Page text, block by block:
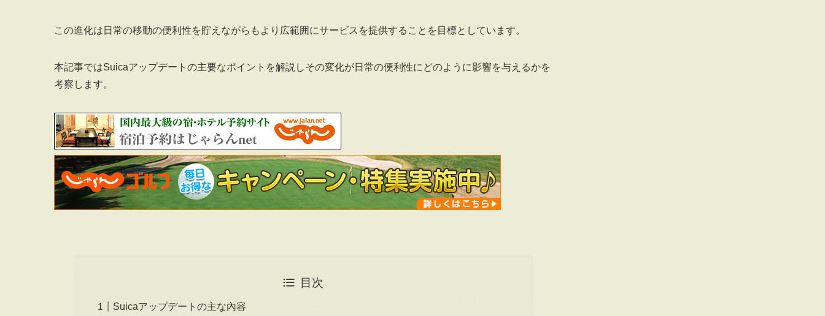
この進化は日常の移動の便利性を貯えながらもより広範囲にサービスを提供することを目標としています。
本記事ではSuicaアップデートの主要なポイントを解説しその変化が日常の便利性にどのように影響を与えるかを
考察します。
目次
Suicaアップデートの主な內容